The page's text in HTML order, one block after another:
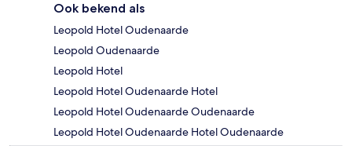
Ook bekend als
Leopold Hotel Oudenaarde
Leopold Oudenaarde
Leopold Hotel
Leopold Hotel Oudenaarde Hotel
Leopold Hotel Oudenaarde Oudenaarde
Leopold Hotel Oudenaarde Hotel Oudenaarde